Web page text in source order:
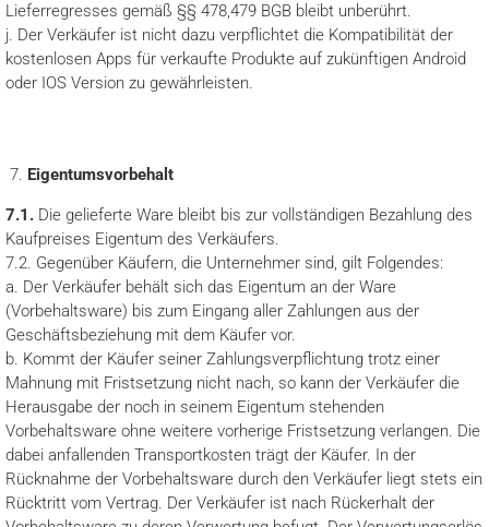
Lieferregresses gemäß §§ 478,479 BGB bleibt unberührt.
j. Der Verkäufer ist nicht dazu verpflichtet die Kompatibilität der
kostenlosen Apps für verkaufte Produkte auf zukünftigen Android
oder IOS Version zu gewährleisten.
Eigentumsvorbehalt
7.1. Die gelieferte Ware bleibt bis zur vollständigen Bezahlung des
Kaufpreises Eigentum des Verkäufers.
7.2. Gegenüber Käufern, die Unternehmer sind, gilt Folgendes:
a. Der Verkäufer behält sich das Eigentum an der Ware
(Vorbehaltsware) bis zum Eingang aller Zahlungen aus der
Geschäftsbeziehung mit dem Käufer vor.
b. Kommt der Käufer seiner Zahlungsverpflichtung trotz einer
Mahnung mit Fristsetzung nicht nach, so kann der Verkäufer die
Herausgabe der noch in seinem Eigentum stehenden
Vorbehaltsware ohne weitere vorherige Fristsetzung verlangen. Die
dabei anfallenden Transportkosten trägt der Käufer. In der
Rücknahme der Vorbehaltsware durch den Verkäufer liegt stets ein
Rücktritt vom Vertrag. Der Verkäufer ist nach Rückerhalt der